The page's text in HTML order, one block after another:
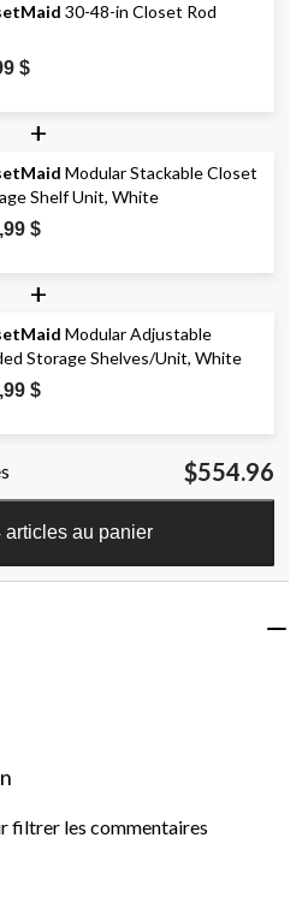
30-48-in Closet Rod
$
+
Modular Stackable Closet
Shelf Unit, White
$
+
Modular Adjustable
Storage Shelves/Unit, White
$
$554.96
articles au panier
filtrer les commentaires